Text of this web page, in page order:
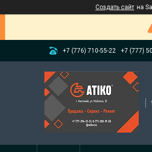
Создать сайт на
+7 (776) 710-55-22 +7 (777)